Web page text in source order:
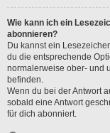
Wie kann ich ein
abonnieren?
Du kannst ein
du die entsprechende
normalerweise ober- und
befinden.
Wenn du bei der Antwort
sobald eine Antwort
für dich abonniert.